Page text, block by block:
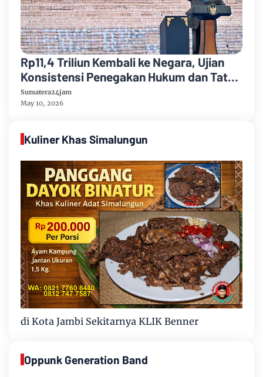
Rp11,4 Triliun Kembali ke Negara, Ujian
Konsistensi Penegakan Hukum dan Tata
Kelola SDA
Sumatera24jam
May 10, 2026
Kuliner Khas Simalungun
di Kota Jambi Sekitarnya KLIK Benner
Oppunk Generation Band